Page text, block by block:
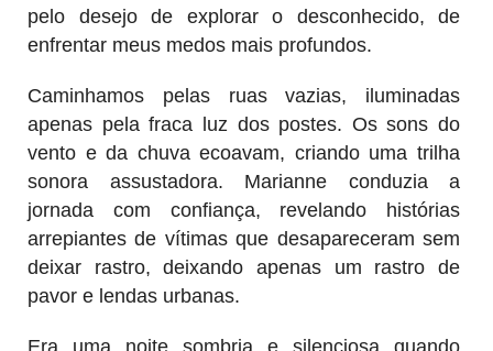
pelo desejo de explorar o desconhecido, de
enfrentar meus medos mais profundos.
Caminhamos pelas ruas vazias, iluminadas
apenas pela fraca luz dos postes. Os sons do
vento e da chuva ecoavam, criando uma trilha
sonora assustadora. Marianne conduzia a
jornada com confiança, revelando histórias
arrepiantes de vítimas que desapareceram sem
deixar rastro, deixando apenas um rastro de
pavor e lendas urbanas.
Era uma noite sombria e silenciosa quando